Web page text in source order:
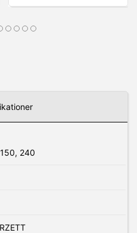
240